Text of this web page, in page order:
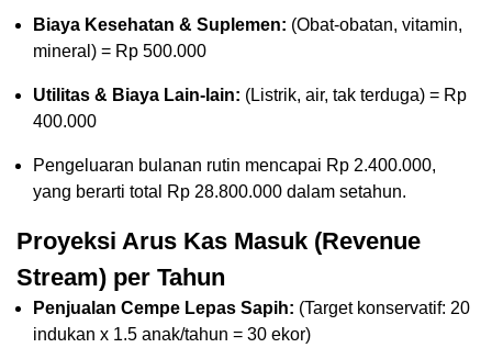
Biaya Kesehatan & Suplemen: (Obat-obatan, vitamin,
mineral) = Rp 500.000
Utilitas & Biaya Lain-lain: (Listrik, air, tak terduga) = Rp
400.000
Pengeluaran bulanan rutin mencapai Rp 2.400.000,
yang berarti total Rp 28.800.000 dalam setahun.
Proyeksi Arus Kas Masuk (Revenue
Stream) per Tahun
Penjualan Cempe Lepas Sapih: (Target konservatif: 20
indukan x 1.5 anak/tahun = 30 ekor)